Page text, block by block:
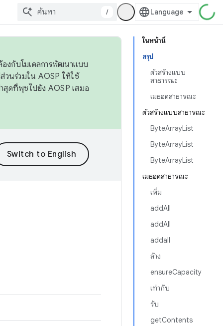
/
ในหน้านี้
สรุป
ตัวสร้างแบบ
สาธารณะ
เมธอดสาธารณะ
ตัวสร้างแบบสาธารณะ
ByteArrayList
ByteArrayList
ByteArrayList
เมธอดสาธารณะ
เพิ่ม
addAll
addAll
addall
ล้าง
ensureCapacity
เท่ากับ
รับ
getContents
องกับโมเดลการพัฒนาแบบ
วนร่วมใน AOSP ให้ใช้
สุดที่พุชไปยัง AOSP เสมอ